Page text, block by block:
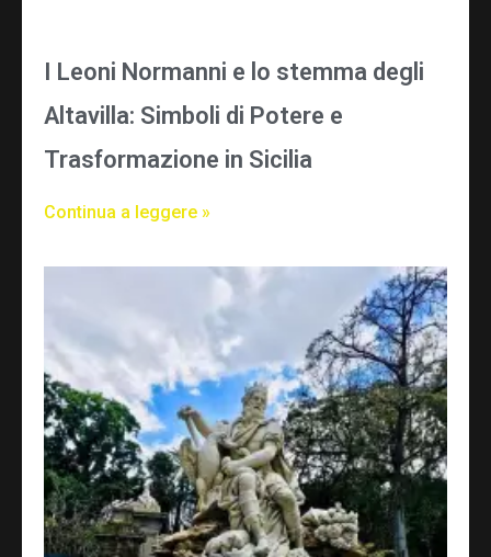
I Leoni Normanni e lo stemma degli
Altavilla: Simboli di Potere e
Trasformazione in Sicilia
Continua a leggere »